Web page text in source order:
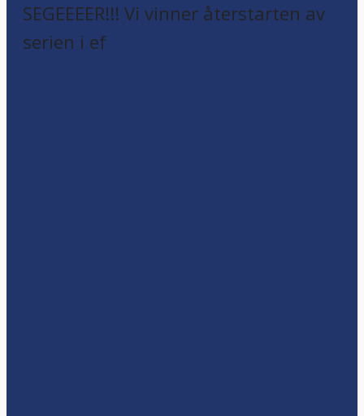
SEGEEEER!!! Vi vinner återstarten av
serien i ef